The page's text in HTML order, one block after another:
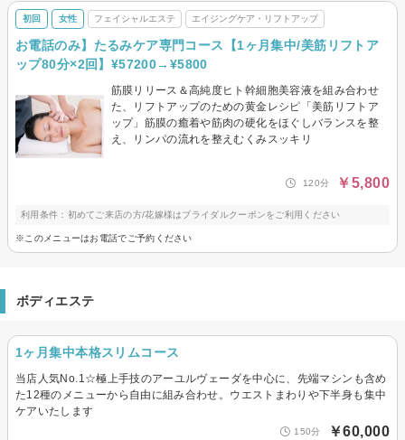
初回 女性 フェイシャルエステ エイジングケア・リフトアップ
お電話のみ】たるみケア専門コース【1ヶ月集中/美筋リフトア
ップ80分×2回】¥57200→¥5800
筋膜リリース＆高純度ヒト幹細胞美容液を組み合わせ
た、リフトアップのための黄金レシピ「美筋リフトア
ップ」筋膜の癒着や筋肉の硬化をほぐしバランスを整
え、リンパの流れを整えむくみスッキリ
120分 ￥5,800
利用条件：初めてご来店の方/花嫁様はブライダルクーポンをご利用ください
※このメニューはお電話でご予約ください
ボディエステ
1ヶ月集中本格スリムコース
当店人気No.1☆極上手技のアーユルヴェーダを中心に、先端マシンも含め
た12種のメニューから自由に組み合わせ。ウエストまわりや下半身も集中
ケアいたします
150分 ￥60,000